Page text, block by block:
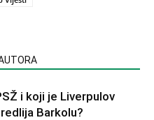
i koji je Liverpulov
Barkolu?